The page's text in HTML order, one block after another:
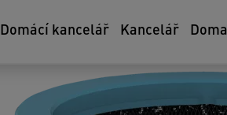
Domácí kancelář Kancelář Doma